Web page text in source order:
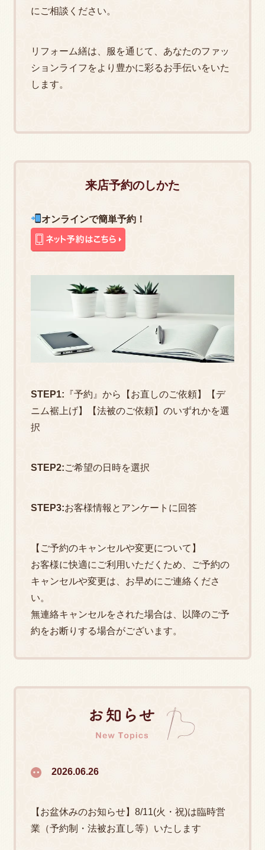
にご相談ください。
リフォーム繕は、服を通じて、あなたのファッ
ションライフをより豊かに彩るお手伝いをいた
します。
来店予約のしかた
オンラインで簡単予約！
STEP1: 『予約』から【お直しのご依頼】【デ
ニム裾上げ】【法被のご依頼】のいずれかを選
択
STEP2:ご希望の日時を選択
STEP3:お客様情報とアンケートに回答
【ご予約のキャンセルや変更について】
お客様に快適にご利用いただくため、ご予約の
キャンセルや変更は、お早めにご連絡くださ
い。
無連絡キャンセルをされた場合は、以降のご予
約をお断りする場合がございます。
2026.06.26
【お盆休みのお知らせ】8/11(火・祝)は臨時営
業（予約制・法被お直し等）いたします